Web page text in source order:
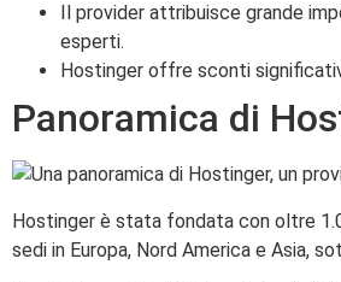
Il provider attribuisce grande
esperti.
Hostinger offre sconti
Panoramica di
Hostinger è stata fondata con oltre
sedi in Europa, Nord America e Asia,